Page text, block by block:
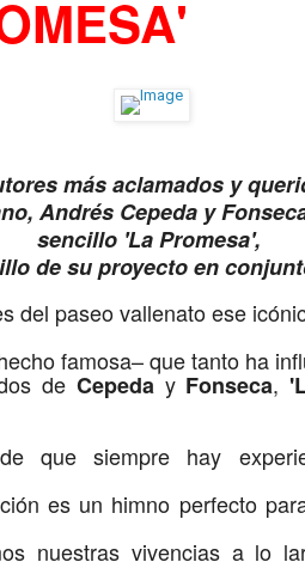
más aclamados y
Andrés Cepeda y
sencillo 'La Promesa',
de su proyecto en
del paseo vallenato ese
famosa– que tanto ha
de Cepeday Fonseca,
que siempre hay
es un himno perfecto
nuestras vivencias a lo